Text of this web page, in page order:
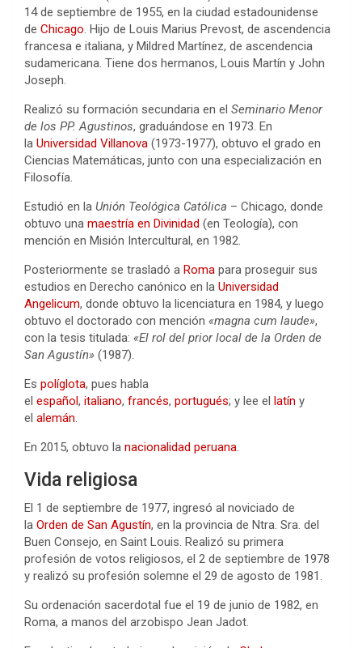
14 de septiembre de 1955, en la ciudad estadounidense
de Chicago . Hijo de Louis Marius Prevost, de ascendencia
francesa e italiana, y Mildred Martínez, de ascendencia
sudamericana. Tiene dos hermanos, Louis Martín y John
Joseph.
Realizó su formación secundaria en el Seminario Menor
de los PP. Agustinos, graduándose en 1973. En
la Universidad Villanova (1973-1977), obtuvo el grado en
Ciencias Matemáticas, junto con una especialización en
Filosofía.
Estudió en la Unión Teológica Católica – Chicago, donde
obtuvo una maestría en Divinidad (en Teología), con
mención en Misión Intercultural, en 1982.
Posteriormente se trasladó a Roma para proseguir sus
estudios en Derecho canónico en la Universidad
Angelicum, donde obtuvo la licenciatura en 1984, y luego
obtuvo el doctorado con mención «magna cum laude»,
con la tesis titulada: «El rol del prior local de la Orden de
San Agustín» (1987).
Es políglota, pues habla
el español, italiano, francés, portugués; y lee el latín y
el alemán
En 2015, obtuvo la nacionalidad peruana
Vida religiosa
El 1 de septiembre de 1977, ingresó al noviciado de
la Orden de San Agustín, en la provincia de Ntra. Sra. del
Buen Consejo, en Saint Louis. Realizó su primera
profesión de votos religiosos, el 2 de septiembre de 1978
y realizó su profesión solemne el 29 de agosto de 1981.
Su ordenación sacerdotal fue el 19 de junio de 1982, en
Roma, a manos del arzobispo Jean Jadot.